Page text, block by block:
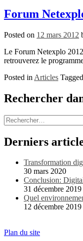
Forum
Posted on 12 mars 2012
Le Forum Netexplo
retrouverez le
Posted in Articles Tagged
navigation
Rechercher
Rechercher :
Derniers
Transformation
30 mars 2020
Conclusion:
31 décembre 2019
Quel
12 décembre 2019
Plan du site